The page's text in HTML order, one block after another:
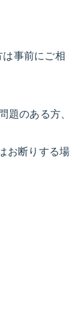
事前にご相
題のある方、
お断りする場